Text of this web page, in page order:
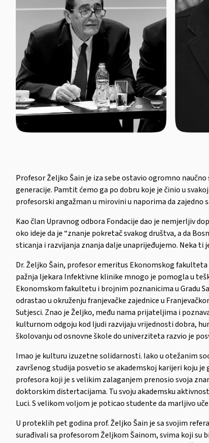
Profesor Željko Šain je iza sebe ostavio ogromno
generacije. Pamtit ćemo ga po dobru koje je činio u
profesorski angažman u mirovini u naporima da
Kao član Upravnog odbora Fondacije dao je nemjerljiv
oko ideje da je “znanje pokretač svakog društva, a da
sticanja i razvijanja znanja dalje unaprijeđujemo. Neka ti
Dr. Željko Šain, profesor emeritus Ekonomskog
pažnja ljekara Infektivne klinike mnogo je pomogla u
Ekonomskom fakultetu i brojnim poznanicima u Gradu
odrastao u okruženju franjevačke zajednice u
Sutjesci. Znao je Željko, među nama prijateljima i
kulturnom odgoju kod ljudi razvijaju vrijednosti dobra,
školovanju od osnovne škole do univerziteta razvio je
Imao je kulturu izuzetne solidarnosti. Iako u otežanim
završenog studija posvetio se akademskoj karijeri koju
profesora koji je s velikim zalaganjem prenosio svoja
doktorskim distertacijama. Tu svoju akademsku
Luci. S velikom voljom je poticao studente da marljivo
U proteklih pet godina prof. Željko Šain je sa svojim
surađivali sa profesorom Željkom Šainom, svima koji su